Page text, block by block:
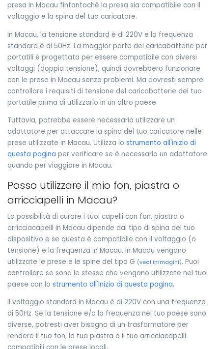
presa in Macau fintantoché la presa sia compatibile con il
voltaggio e la spina del tuo caricatore.
In Macau, la tensione standard è di 220V e la frequenza
standard è di 50Hz. La maggior parte dei caricabatterie per
portatili è progettata per essere compatibile con diversi
voltaggi (doppia tensione), quindi dovrebbero funzionare
con le prese in Macau senza problemi. Ma dovresti sempre
controllare i requisiti di tensione del caricabatterie del tuo
portatile prima di utilizzarlo in un altro paese.
Tuttavia, potrebbe essere necessario utilizzare un
adattatore per attaccare la spina del tuo caricatore nelle
prese utilizzate in Macau. Utilizza lo strumento all'inizio di
questa pagina per verificare se è necessario un adattatore
quando per viaggiare in Macau.
Posso utilizzare il mio fon, piastra o
arricciapelli in Macau?
La possibilità di curare i tuoi capelli con fon, piastra o
arricciacapelli in Macau dipende dal tipo di spina del tuo
dispositivo e se questa è compatibile con il voltaggio (o
tensione) e la frequenza in Macau. In Macau vengono
utilizzate le prese e le spine del tipo G (vedi immagini). Puoi
controllare se sono le stesse che vengono utilizzate nel tuoi
paese con lo strumento all'inizio di questa pagina.
Il voltaggio standard in Macau è di 220V con una frequenza
di 50Hz. Se la tensione e/o la frequenza nel tuo paese sono
diverse, potresti aver bisogno di un trasformatore per
rendere il tuo fon, la tua piastra o il tuo arricciacapelli